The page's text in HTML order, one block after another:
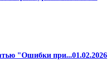
"Ошибки при...01.02.2026